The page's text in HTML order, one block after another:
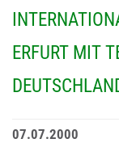
ERFURT MIT
07.07.2000